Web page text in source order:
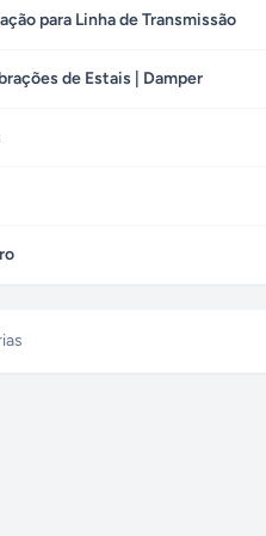
para Linha de Transmissão
de Estais | Damper